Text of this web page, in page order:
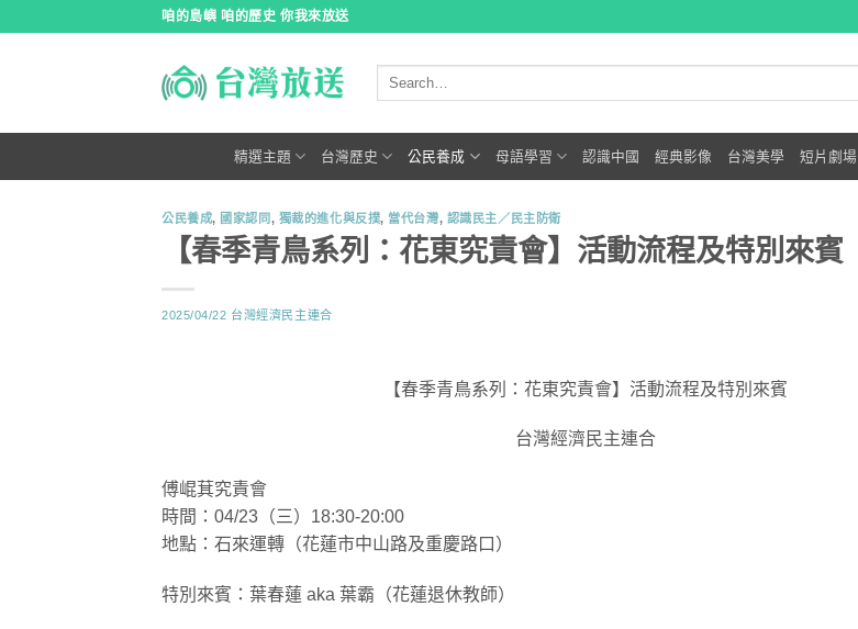
咱的島嶼 咱的歷史 你我來放送
精選主題 台灣歷史 公民養成 母語學習 認識中國 經典影像 台灣美學 短片劇場
公民養成, 國家認同, 獨裁的進化與反撲, 當代台灣, 認識民主／民主防衛
【春季青鳥系列：花東究責會】活動流程及特別來賓
2025/04/22 台灣經濟民主連合
【春季青鳥系列：花東究責會】活動流程及特別來賓
台灣經濟民主連合
傅崐萁究責會
時間：04/23（三）18:30-20:00
地點：石來運轉（花蓮市中山路及重慶路口）
特別來賓：葉春蓮 aka 葉霸（花蓮退休教師）